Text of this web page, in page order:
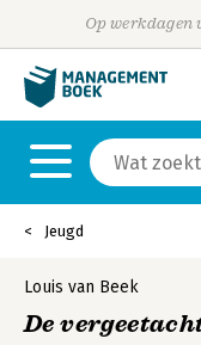
Op werkdagen
Jeugd
Louis van Beek
De